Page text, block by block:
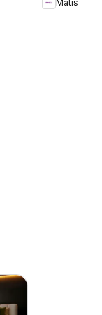
Matis